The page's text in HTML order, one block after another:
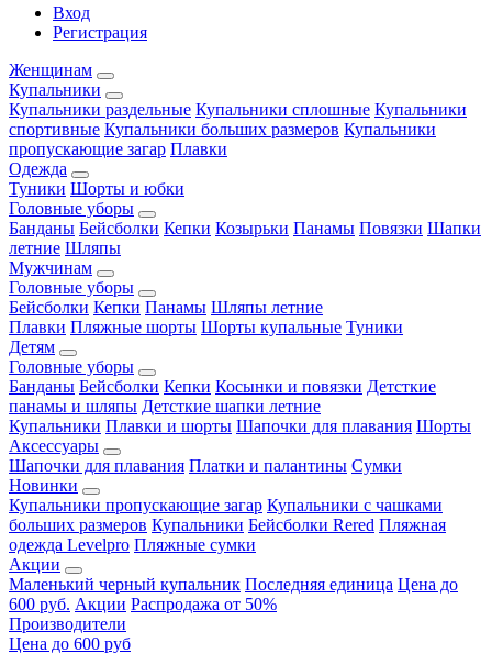
Вход
Регистрация
Женщинам
Купальники
Купальники раздельные Купальники сплошные Купальники
спортивные Купальники больших размеров Купальники
пропускающие загар Плавки
Одежда
Туники Шорты и юбки
Головные уборы
Банданы Бейсболки Кепки Козырьки Панамы Повязки Шапки
летние Шляпы
Мужчинам
Головные уборы
Бейсболки Кепки Панамы Шляпы летние
Плавки Пляжные шорты Шорты купальные Туники
Детям
Головные уборы
Банданы Бейсболки Кепки Косынки и повязки Детсткие
панамы и шляпы Детсткие шапки летние
Купальники Плавки и шорты Шапочки для плавания Шорты
Аксессуары
Шапочки для плавания Платки и палантины Сумки
Новинки
Купальники пропускающие загар Купальники с чашками
больших размеров Купальники Бейсболки Rered Пляжная
одежда Levelpro Пляжные сумки
Акции
Маленький черный купальник Последняя единица Цена до
600 руб. Акции Распродажа от 50%
Производители
Цена до 600 руб